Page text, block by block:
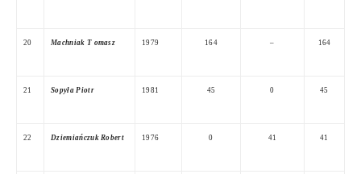
20 Machniak T omasz 1979 164 – 164
21 Sopyła Piotr 1981 45 0 45
22 Dziemiańczuk Robert 1976 0 41 41